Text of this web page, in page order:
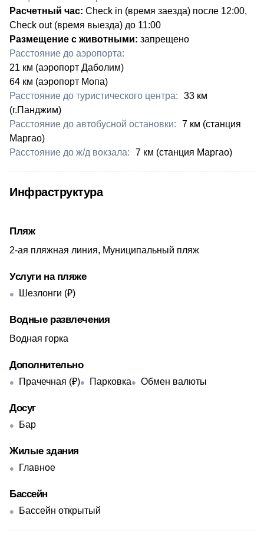
Расчетный час: Check in (время заезда) после 12:00,
Check out (время выезда) до 11:00
Размещение с животными: запрещено
Расстояние до аэропорта:
21 км (аэропорт Даболим)
64 км (аэропорт Мопа)
Расстояние до туристического центра:
33 км
(г.Панджим)
Расстояние до автобусной остановки:
7 км (станция
Маргао)
Расстояние до ж/д вокзала:
7 км (станция Маргао)
Инфраструктура
Пляж
2-ая пляжная линия, Муниципальный пляж
Услуги на пляже
Шезлонги (₽)
Водные развлечения
Водная горка
Дополнительно
Прачечная (₽) Парковка Обмен валюты
Досуг
Бар
Жилые здания
Главное
Бассейн
Бассейн открытый